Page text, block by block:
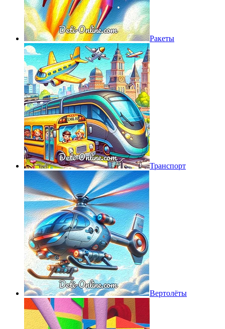
Ракеты
Транспорт
Вертолёты